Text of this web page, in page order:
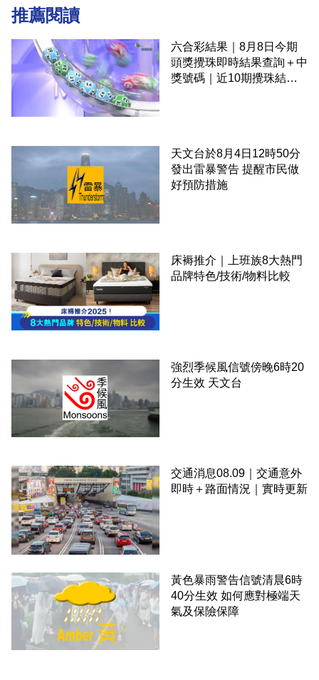
推薦閱讀
六合彩結果｜8月8日今期
頭獎攪珠即時結果查詢＋中
獎號碼｜近10期攪珠結果
天文台於8月4日12時50分
發出雷暴警告 提醒市民做
好預防措施
床褥推介｜上班族8大熱門
品牌特色/技術/物料比較
強烈季候風信號傍晚6時20
分生效 天文台
交通消息08.09｜交通意外
即時＋路面情況｜實時更新
黃色暴雨警告信號清晨6時
40分生效 如何應對極端天
氣及保險保障